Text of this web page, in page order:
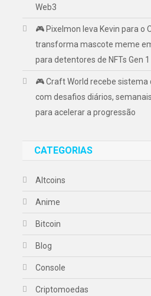
Web3
🎮 Pixelmon leva Kevin para o
transforma mascote meme
para detentores de NFTs Gen 1
🎮 Craft World recebe sistema
com desafios diários,
para acelerar a progressão
CATEGORIAS
Altcoins
Anime
Bitcoin
Blog
Console
Criptomoedas